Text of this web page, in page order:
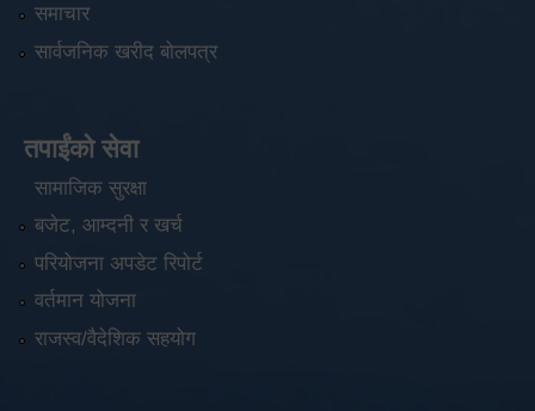
समाचार
सार्वजनिक खरीद बोलपत्र
तपाईंको सेवा
सामाजिक सुरक्षा
बजेट, आम्दनी र खर्च
परियोजना अपडेट रिपोर्ट
वर्तमान योजना
राजस्व/वैदेशिक सहयोग